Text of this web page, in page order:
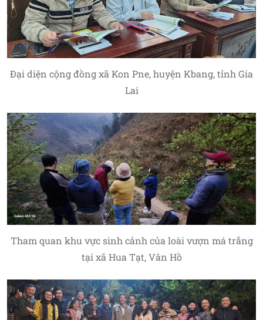
Đại diện cộng đồng xã Kon Pne, huyện Kbang, tỉnh Gia
Lai
Tham quan khu vực sinh cảnh của loài vượn má trắng
tại xã Hua Tạt, Vân Hồ